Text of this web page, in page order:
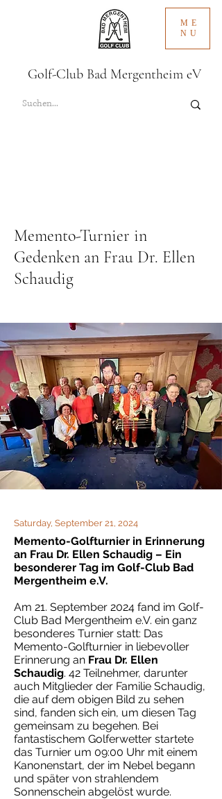
ME
NU
Golf-Club Bad Mergentheim eV
Memento-Turnier in
Gedenken an Frau Dr. Ellen
Schaudig
Saturday, September 21, 2024
Memento-Golfturnier in Erinnerung
an Frau Dr. Ellen Schaudig – Ein
besonderer Tag im Golf-Club Bad
Mergentheim e.V.
Am 21. September 2024 fand im Golf-
Club Bad Mergentheim e.V. ein ganz
besonderes Turnier statt: Das
Memento-Golfturnier in liebevoller
Erinnerung an Frau Dr. Ellen
Schaudig. 42 Teilnehmer, darunter
auch Mitglieder der Familie Schaudig,
die auf dem obigen Bild zu sehen
sind, fanden sich ein, um diesen Tag
gemeinsam zu begehen. Bei
fantastischem Golferwetter startete
das Turnier um 09:00 Uhr mit einem
Kanonenstart, der im Nebel begann
und später von strahlendem
Sonnenschein abgelöst wurde.